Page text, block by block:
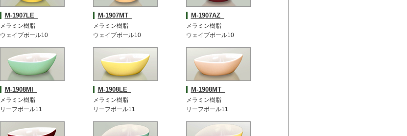
M-1907LE
メラミン樹脂
ウェイブボール10
M-1907MT
メラミン樹脂
ウェイブボール10
M-1907AZ
メラミン樹脂
ウェイブボール10
M-1908MI
メラミン樹脂
リーフボール11
M-1908LE
メラミン樹脂
リーフボール11
M-1908MT
メラミン樹脂
リーフボール11